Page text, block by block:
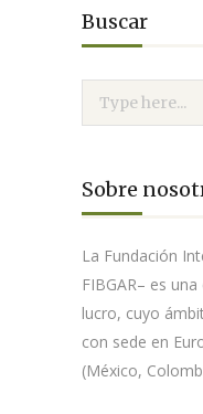
Buscar
Sobre
La Fundación
FIBGAR– es
lucro, cuyo
con sede en
(México,